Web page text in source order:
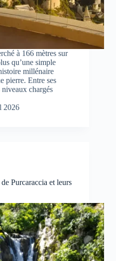
à 166 mètres sur
qu’une simple
millénaire
pierre. Entre ses
chargés
2026
Purcaraccia et leurs